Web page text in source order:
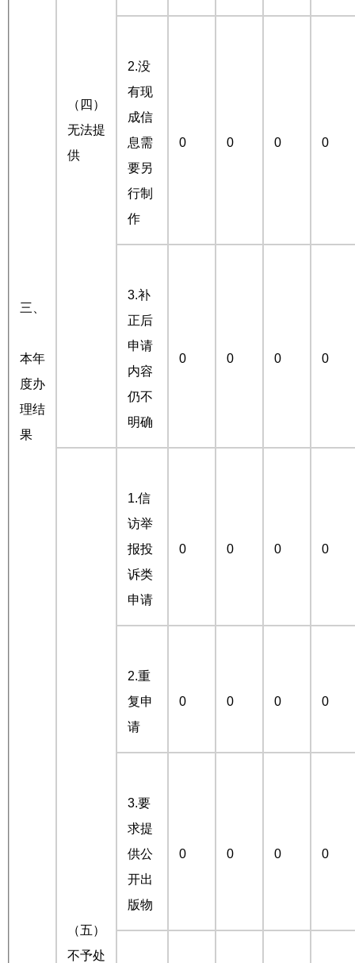
三、
本年
度办
理结
果
（四）
无法提
供
2.没
有现
成信
息需
要另
行制
作
0 0 0 0
3.补
正后
申请
内容
仍不
明确
0 0 0 0
（五）
不予处
1.信
访举
报投
诉类
申请
0 0 0 0
2.重
复申
请
0 0 0 0
3.要
求提
供公
开出
版物
0 0 0 0